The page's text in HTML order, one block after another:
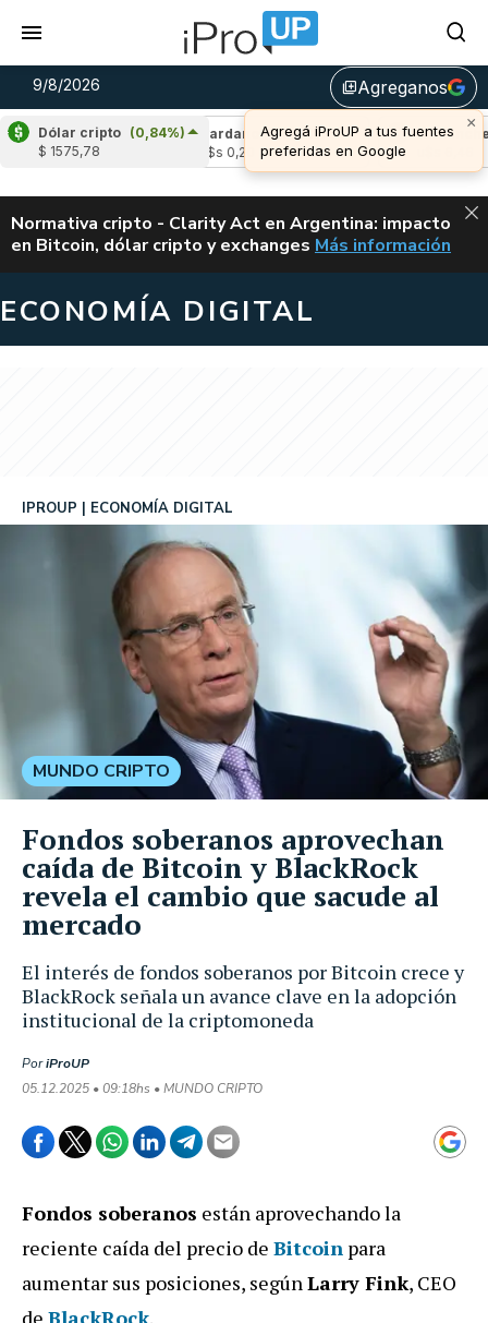
9/8/2026 library_addAgreganos
×
Agregá iProUP a tus fuentes
preferidas en Google
Dólar cripto (0,84%)
$ 1575,78
(-0,19%)
Cardano
(-1,36%)
u$s 0,20
Avalanche
u$s 6,46
ALERTA
Normativa cripto - Clarity Act en Argentina: impacto
en Bitcoin, dólar cripto y exchanges CLARITY ACT EN
Más información
ECONOMÍA DIGITAL
El interés de fondos soberanos por Bitcoin crece y
BlackRock señala un avance clave en la adopción
institucional de la criptomoneda
IPROUP ECONOMÍA DIGITAL
PoriProUP
05.12.2025 • 09:18hs • MUNDO CRIPTO
MUNDO CRIPTO
Fondos soberanos aprovechan
caída de Bitcoin y BlackRock
revela el cambio que sacude al
mercado
Fondos soberanos están aprovechando la
reciente caída del precio de Bitcoin para
aumentar sus posiciones, segúnLarry Fink, CEO
de BlackRock.